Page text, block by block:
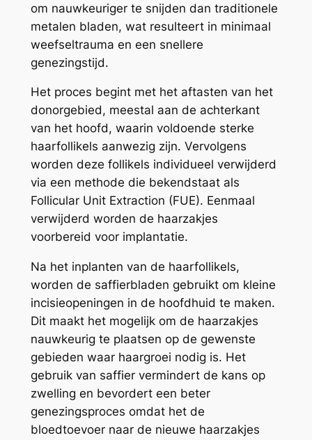
om nauwkeuriger te snijden dan traditionele
metalen bladen, wat resulteert in minimaal
weefseltrauma en een snellere
genezingstijd.
Het proces begint met het aftasten van het
donorgebied, meestal aan de achterkant
van het hoofd, waarin voldoende sterke
haarfollikels aanwezig zijn. Vervolgens
worden deze follikels individueel verwijderd
via een methode die bekendstaat als
Follicular Unit Extraction (FUE). Eenmaal
verwijderd worden de haarzakjes
voorbereid voor implantatie.
Na het inplanten van de haarfollikels,
worden de saffierbladen gebruikt om kleine
incisieopeningen in de hoofdhuid te maken.
Dit maakt het mogelijk om de haarzakjes
nauwkeurig te plaatsen op de gewenste
gebieden waar haargroei nodig is. Het
gebruik van saffier vermindert de kans op
zwelling en bevordert een beter
genezingsproces omdat het de
bloedtoevoer naar de nieuwe haarzakjes